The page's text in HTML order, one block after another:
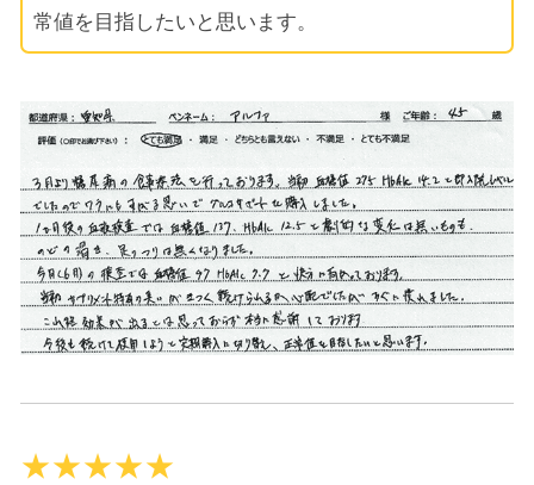
常値を目指したいと思います。
★★★★★